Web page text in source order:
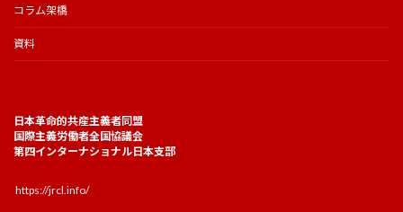
コラム架橋
資料
日本革命的共産主義者同盟
国際主義労働者全国協議会
第四インターナショナル日本支部
https://jrcl.info/